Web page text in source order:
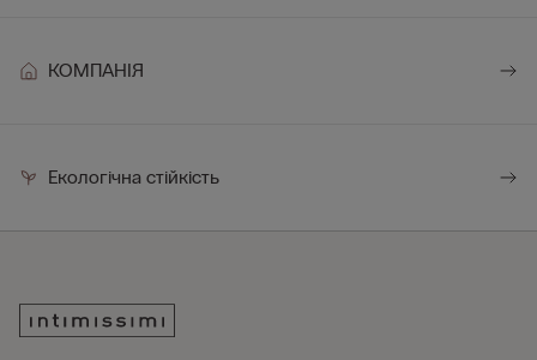
КОМПАНІЯ
Екологічна стійкість